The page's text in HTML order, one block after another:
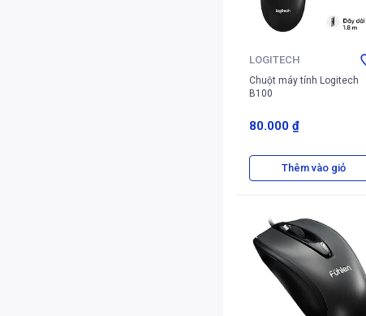
LOGITECH
Chuột máy tính Logitech
B100
80.000 ₫
Thêm vào giỏ